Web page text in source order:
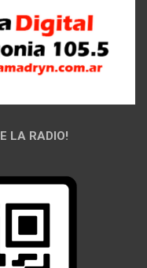
LA RADIO!